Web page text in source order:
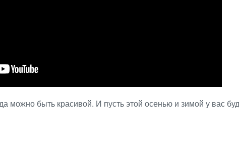
можно быть красивой. И пусть этой осенью и зимой у вас